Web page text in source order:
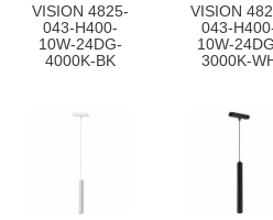
VISION 4825-
043-H400-
10W-24DG-
4000K-BK
VISION
043-
10W-
3000K-